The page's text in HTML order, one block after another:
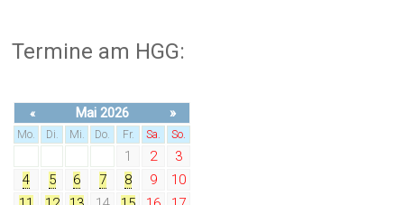
Termine am HGG:
« Mai 2026 »
Mo. Di. Mi. Do. Fr. Sa. So.
1 2
3
4
5 6 7 8 9
10